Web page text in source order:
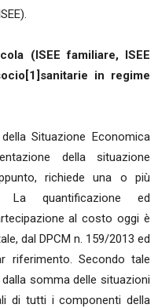
(ISEE familiare, ISEE
in regime
Situazione Economica
della situazione
richiede una o più
La quantificazione ed
al costo oggi è
dal DPCM n. 159/2013 ed
Secondo tale
dalla somma delle situazioni
di tutti i componenti della